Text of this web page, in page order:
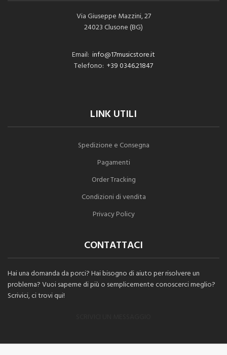
Via Giuseppe Mazzini, 27
24023 Clusone (BG)
Email: info@17musicstore.it
Telefono: +39 0346.21847
LINK UTILI
Spedizione e Consegna
Pagamenti
Order Tracking
Condizioni di vendita
Privacy Policy
CONTATTACI
Hai una domanda da porci? Hai bisogno di aiuto per risolvere un
problema? Vuoi saperne di più o semplicemente conoscerci meglio?
Scrivici, ci trovi qui!